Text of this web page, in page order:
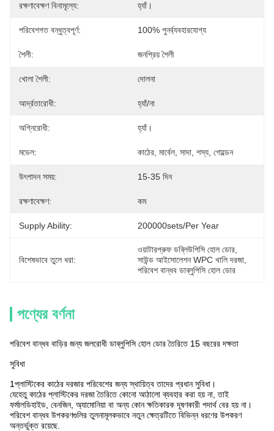
রক্ষণাবেক্ষণ বিনামূল্যে: হ্যাঁ।
পরিবেশগত বন্ধুত্বপূর্ণ: 100% পুনর্ব্যবহারযোগ্য
শৈলী: জনপ্রিয় শৈলী
খোলা শৈলী: দোলনা
আর্দ্রতারোধী: হ্যাঁ/না
অগ্নিরোধী: হ্যাঁ।
মডেল: কাঠের, মার্বেল, সাদা, শস্য, গোল্ডেন
উৎপাদন সময়: 15-35 দিন
রক্ষণাবেক্ষণ: কম
Supply Ability: 200000sets/per Year
বিশেষভাবে তুলে ধরা:
ওয়াটারপ্রুফ ডব্লিউপিসি হোল ডোর
সাউন্ড আইসোলেশন WPC খালি দরজা
পরিবেশ বান্ধব ডাব্লুপিসি হোল ডোর
পণ্যের বর্ণনা
পরিবেশ বান্ধব বাড়ির জন্য জলরোধী ডাব্লুপিসি হোল ডোর তৈরিতে 15 বছরের দক্ষতা
সুবিধা
1প্লাস্টিকের কাঠের দরজার পরিবেশের জন্য স্থায়িত্ব তাদের প্রধান সুবিধা।
যেহেতু কাঠের প্লাস্টিকের দরজা তৈরিতে কোনো আঠালো ব্যবহার করা হয় না, তাই
ফর্মালডিহাইড, বেনজিন, অ্যামোনিয়া বা অন্য কোন ক্ষতিকারক দূষণকারী পদার্থ বের হয় না।
পরিবেশ বান্ধব উপকরণগুলির তুলনামূলকভাবে নতুন ক্ষেত্রটিতে বিভিন্ন ধরণের উপকরণ
অন্তর্ভুক্ত রয়েছে.